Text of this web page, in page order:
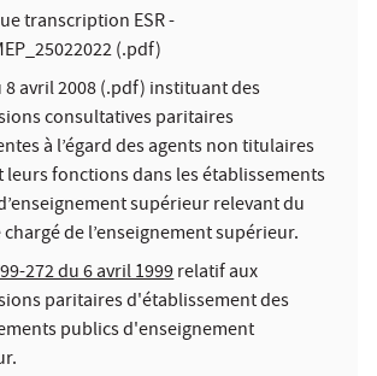
transcription ESR -
(.pdf)
avril 2008(.pdf) instituant des
consultatives paritaires
à l’égard des agents non titulaires
leurs fonctions dans les établissements
supérieur relevant du
de l’enseignement supérieur.
272 du 6 avril 1999relatif aux
paritaires d'établissement des
publics d'enseignement